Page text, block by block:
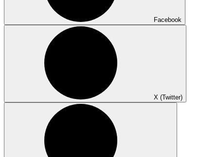
Facebook
X (Twitter)